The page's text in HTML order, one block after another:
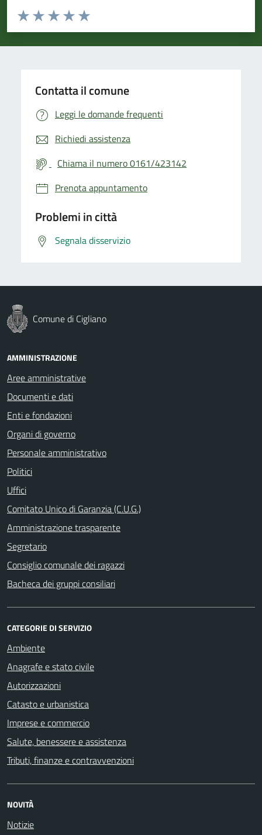
Valuta da 1 a 5 stelle la pagina
Valuta 5 stelle su 5
Valuta 4 stelle su 5
Valuta 3 stelle su 5
Valuta 2 stelle su 5
Valuta 1 stelle su 5
Contatta il comune
Leggi le domande frequenti
Richiedi assistenza
Chiama il numero 0161/423142
Prenota appuntamento
Problemi in città
Segnala disservizio
Comune di Cigliano
AMMINISTRAZIONE
Aree amministrative
Documenti e dati
Enti e fondazioni
Organi di governo
Personale amministrativo
Politici
Uffici
Comitato Unico di Garanzia (C.U.G.)
Amministrazione trasparente
Segretario
Consiglio comunale dei ragazzi
Bacheca dei gruppi consiliari
CATEGORIE DI SERVIZIO
Ambiente
Anagrafe e stato civile
Autorizzazioni
Catasto e urbanistica
Imprese e commercio
Salute, benessere e assistenza
Tributi, finanze e contravvenzioni
NOVITÀ
Notizie